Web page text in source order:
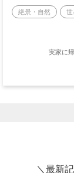
絶景・自然 世
実家に
＼最新